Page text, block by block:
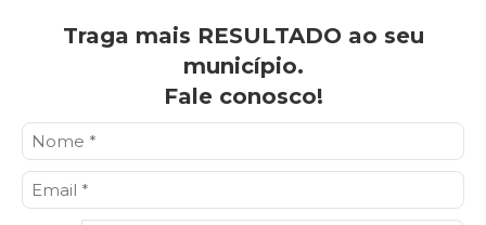
Traga mais RESULTADO ao seu
município.
Fale conosco!